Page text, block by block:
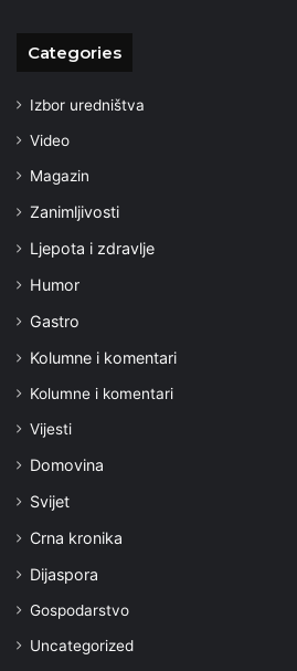
Categories
Izbor uredništva
Video
Magazin
Zanimljivosti
Ljepota i zdravlje
Humor
Gastro
Kolumne i komentari
Kolumne i komentari
Vijesti
Domovina
Svijet
Crna kronika
Dijaspora
Gospodarstvo
Uncategorized